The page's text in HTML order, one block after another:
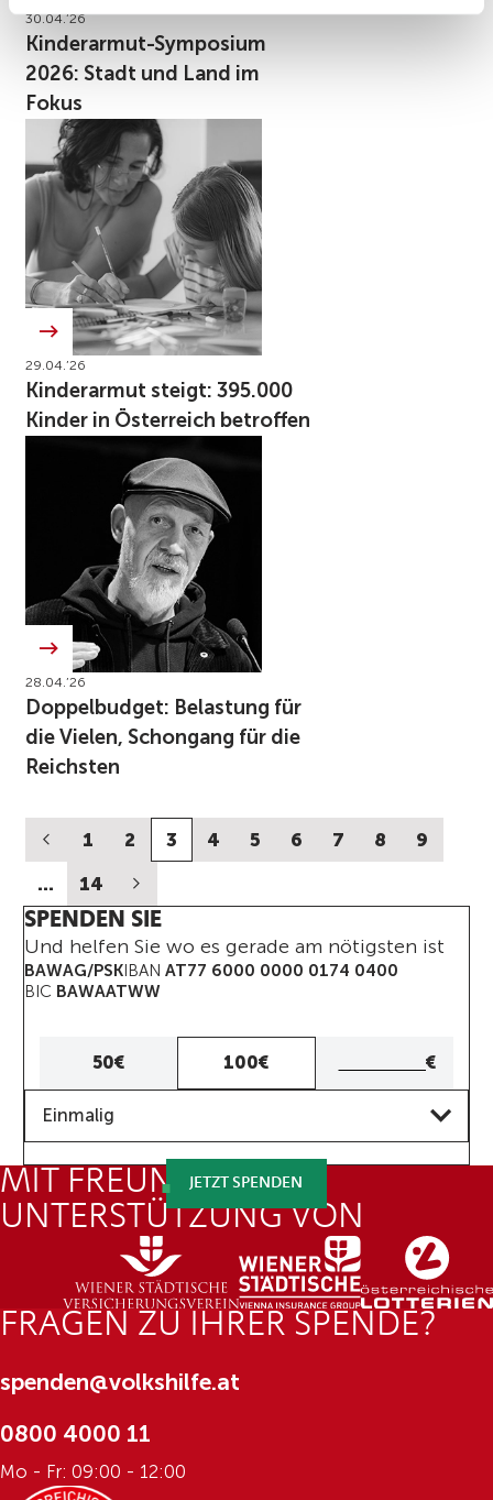
30.04.’26
Kinderarmut-Symposium
2026: Stadt und Land im
Fokus
29.04.’26
Kinderarmut steigt: 395.000
Kinder in Österreich betroffen
28.04.’26
Doppelbudget: Belastung für
die Vielen, Schongang für die
Reichsten
1 2 3 4 5 6 7 8
9
…
14
SPENDEN SIE
Und helfen Sie wo es gerade am nötigsten ist
BAWAG/PSKIBAN AT77 6000 0000 0174 0400
BIC BAWAATWW
50€ 100€
Betrag
eingeben
€
Einmalig
JETZT SPENDEN
MIT FREUNDLICHER
UNTERSTÜTZUNG VON
FRAGEN ZU IHRER SPENDE?
spenden@volkshilfe.at
0800 4000 11
Mo - Fr: 09:00 - 12:00